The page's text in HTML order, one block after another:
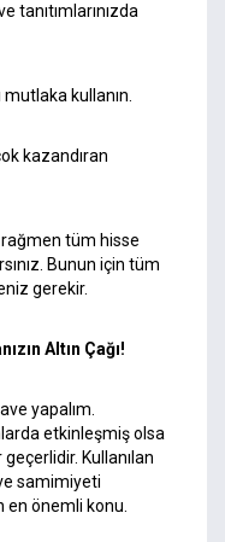
tanıtımlarınızda
kullanın.
kazandıran
tüm hisse
Bunun için tüm
gerekir.
Altın Çağı!
yapalım.
etkinleşmiş olsa
Kullanılan
samimiyeti
en önemli konu.